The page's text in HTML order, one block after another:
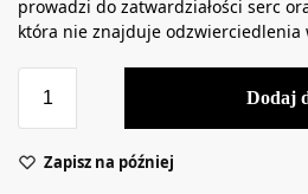
prowadzi do zatwardziałości serc
która nie znajduje odzwierciedlenia
Dodaj
Zapisz na później